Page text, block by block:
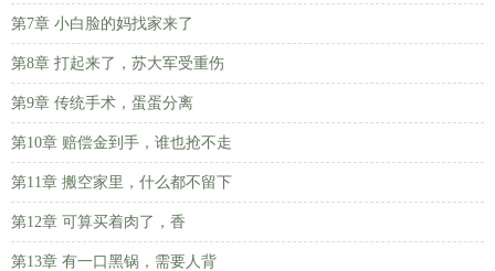
第7章 小白脸的妈找家来了
第8章 打起来了，苏大军受重伤
第9章 传统手术，蛋蛋分离
第10章 赔偿金到手，谁也抢不走
第11章 搬空家里，什么都不留下
第12章 可算买着肉了，香
第13章 有一口黑锅，需要人背